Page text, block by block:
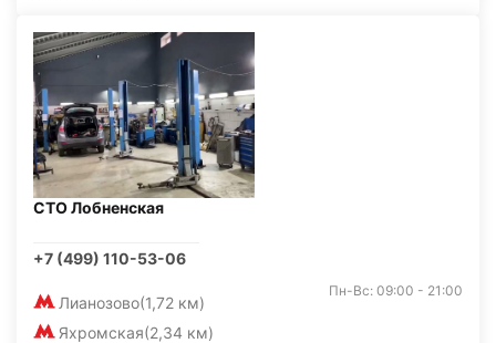
СТО Лобненская
+7 (499) 110-53-06
Лианозово(1,72 км)
Яхромская(2,34 км)
Пн-Вс: 09:00 - 21:00